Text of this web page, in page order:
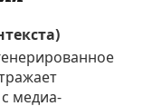
медиа-